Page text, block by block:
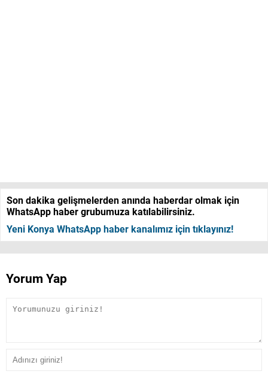
Son dakika gelişmelerden anında haberdar olmak için
WhatsApp haber grubumuza katılabilirsiniz.
Yeni Konya WhatsApp haber kanalımız için tıklayınız!
Yorum Yap